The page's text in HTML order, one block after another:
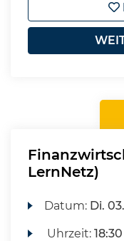
LernNetz)
Datum: Di.
Uhrzeit: